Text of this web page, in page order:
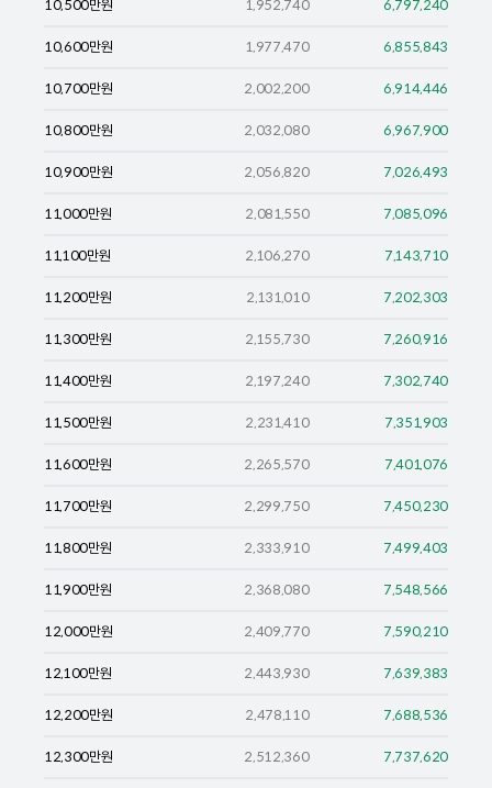
10,500만원 1,952,740 6,797,240
10,600만원 1,977,470 6,855,843
10,700만원 2,002,200 6,914,446
10,800만원 2,032,080 6,967,900
10,900만원 2,056,820 7,026,493
11,000만원 2,081,550 7,085,096
11,100만원 2,106,270 7,143,710
11,200만원 2,131,010 7,202,303
11,300만원 2,155,730 7,260,916
11,400만원 2,197,240 7,302,740
11,500만원 2,231,410 7,351,903
11,600만원 2,265,570 7,401,076
11,700만원 2,299,750 7,450,230
11,800만원 2,333,910 7,499,403
11,900만원 2,368,080 7,548,566
12,000만원 2,409,770 7,590,210
12,100만원 2,443,930 7,639,383
12,200만원 2,478,110 7,688,536
12,300만원 2,512,360 7,737,620